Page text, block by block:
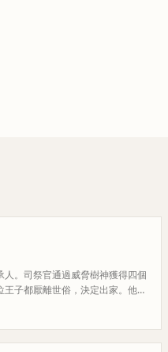
。司祭官通過威脅樹神獲得四個
子都厭離世俗，決定出家。他們